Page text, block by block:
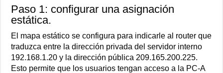
Paso 1: configurar una asignación
estática.
El mapa estático se configura para indicarle al router que
traduzca entre la dirección privada del servidor interno
192.168.1.20 y la dirección pública 209.165.200.225.
Esto permite que los usuarios tengan acceso a la PC-A